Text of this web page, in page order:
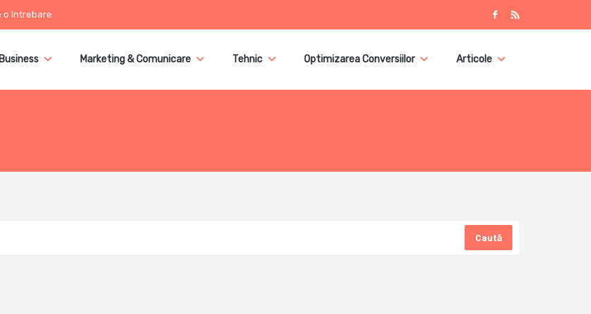
o întrebare
Business Marketing & Comunicare Tehnic Optimizarea Conversiilor Articole
Caută